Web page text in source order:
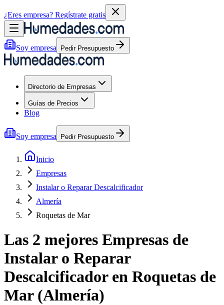
¿Eres empresa? Regístrate gratis
Soy empresa Pedir Presupuesto
Directorio de Empresas
Guías de Precios
Blog
Soy empresa Pedir Presupuesto
Inicio
Empresas
Instalar o Reparar Descalcificador
Almería
Roquetas de Mar
Las 2 mejores Empresas de
Instalar o Reparar
Descalcificadoren Roquetas de
Mar(Almería)